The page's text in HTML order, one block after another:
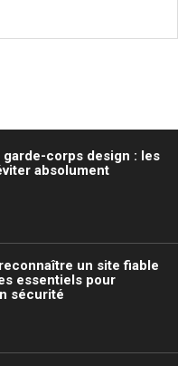
garde-corps design : les
absolument
un site fiable
essentiels pour
sécurité